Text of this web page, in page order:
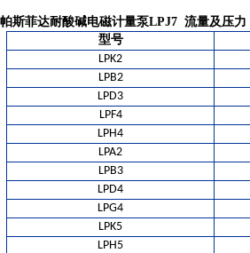
帕斯菲达耐酸碱电磁计量泵LPJ7 流量及压力
型号
LPK2
LPB2
LPD3
LPF4
LPH4
LPA2
LPB3
LPD4
LPG4
LPK5
LPH5